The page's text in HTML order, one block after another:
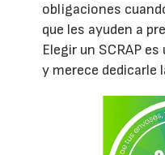
obligaciones
que les ayuden a
Elegir un SCRAP
y merece dedicarle